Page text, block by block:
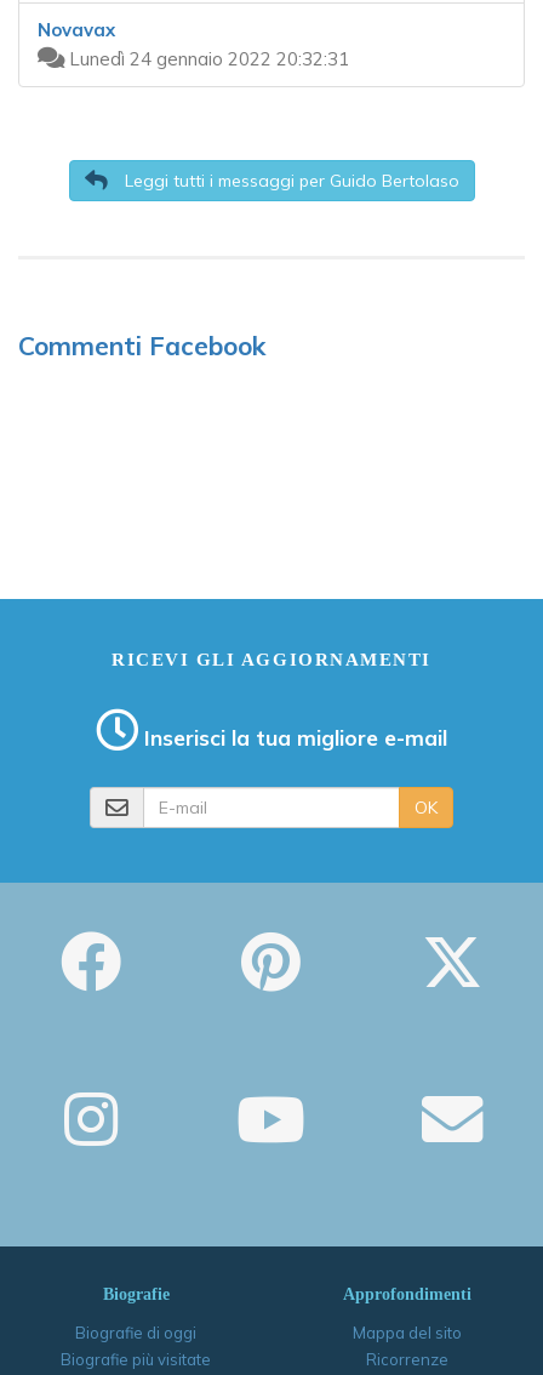
Novavax
Lunedì 24 gennaio 2022 20:32:31
Leggi tutti i messaggi per Guido Bertolaso
Commenti Facebook
RICEVI GLI AGGIORNAMENTI
Inserisci la tua migliore e-mail
OK
Biografie
Biografie di oggi
Biografie più visitate
Approfondimenti
Mappa del sito
Ricorrenze